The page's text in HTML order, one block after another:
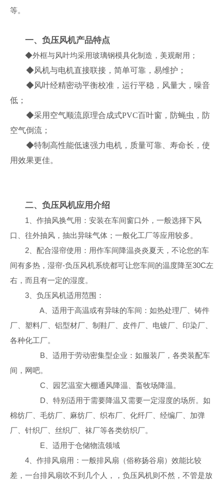
等。
一、负压风机产品特点
◆外框与风叶均采用玻璃钢模具化制造，美观耐用；
◆风机与电机直接联接，简单可靠，易维护；
◆风叶经精密动平衡校准，运行平稳，风量大，噪音
低；
◆采用空气顺流原理合成式PVC百叶窗，防蝇虫，防
空气倒流；
◆特制高性能低速强力电机，质量可靠、寿命长，使
用效果更佳。
二、负压风机应用介绍
1、作抽风换气用：安装在车间窗口外，一般选择下风
口、往外抽风，抽出异味气体；一般化工厂等应用较多。
2、配合湿帘使用：用作车间降温炎炎夏天，不论您的车
间有多热，湿帘-负压风机系统都可让您车间的温度降至30C左
右，而且有一定的湿度。
3、负压风机适用范围：
A、适用于高温或有异味的车间：如热处理厂、铸件
厂、塑料厂、铝型材厂、制鞋厂、皮件厂、电镀厂、印染厂、
各种化工厂。
B、适用于劳动密集型企业：如服装厂，各类装配车
间，网吧。
C、园艺温室大棚通风降温、畜牧场降温。
D、特别适用于需要降温又需要一定湿度的场所。如
棉纺厂、毛纺厂、麻纺厂、织布厂、化纤厂、经编厂、加弹
厂、针织厂、丝织厂、袜厂等各类纺织厂。
E、适用于仓储物流领域
4、作排风扇用：一般排风扇（俗称扬谷扇）效能比较
差，一台排风扇吹不到几个人，，负压风机则不然，不管是放